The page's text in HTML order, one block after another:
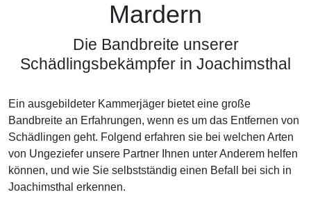
Mardern
Die Bandbreite unserer
Schädlingsbekämpfer in Joachimsthal
Ein ausgebildeter Kammerjäger bietet eine große
Bandbreite an Erfahrungen, wenn es um das Entfernen von
Schädlingen geht. Folgend erfahren sie bei welchen Arten
von Ungeziefer unsere Partner Ihnen unter Anderem helfen
können, und wie Sie selbstständig einen Befall bei sich in
Joachimsthal erkennen.